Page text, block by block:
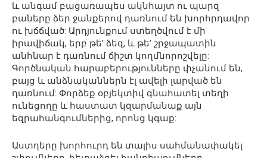
և անգամ բացառապես ակնհայտ ու պարզ
բաները ձեր ջանքերով դառնում են խորհրդավոր
ու խճճված: Արդյունքում ստեղծվում է մի
իրավիճակ, երբ թե’ ձեզ, և թե’ շրջապատին
անհնար է դառնում ճիշտ կողմնորոշվելը:
Գործնական հարաբերությունները փչանում են,
բայց և անձնականներն էլ ավելի լարված են
դառնում: Փորձեք օբյեկտիվ գնահատել տեղի
ունեցողը և հաստատ կզարմանաք այն
եզրահանգումներից, որոնց կգաք:
Աստղերը խորհուրդ են տալիս սահմանափակել